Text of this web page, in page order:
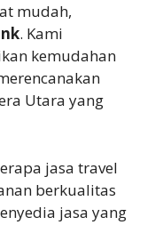
mudah,
. Kami
kemudahan
Utara yang
jasa travel
berkualitas
jasa yang